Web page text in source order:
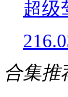
超级
合集推